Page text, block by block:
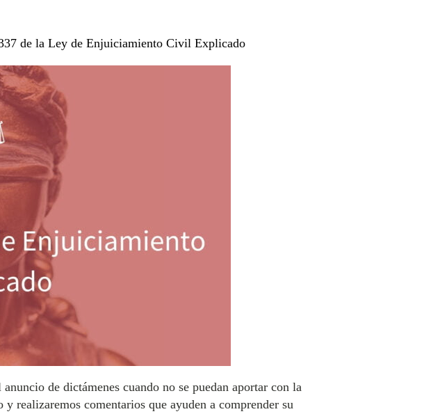
de la Ley de Enjuiciamiento Civil Explicado
de dictámenes cuando no se puedan aportar con la
realizaremos comentarios que ayuden a comprender su